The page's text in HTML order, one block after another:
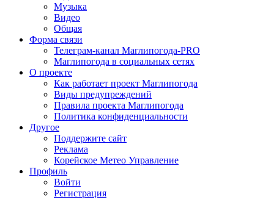
Музыка
Видео
Общая
Форма связи
Телеграм-канал Маглипогода-PRO
Маглипогода в социальных сетях
О проекте
Как работает проект Маглипогода
Виды предупреждений
Правила проекта Маглипогода
Политика конфиденциальности
Другое
Поддержите сайт
Реклама
Корейское Метео Управление
Профиль
Войти
Регистрация